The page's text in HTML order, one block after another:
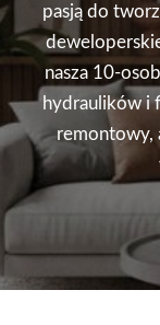
pasją do
nasza 10-
hydraulików i
remontowy,